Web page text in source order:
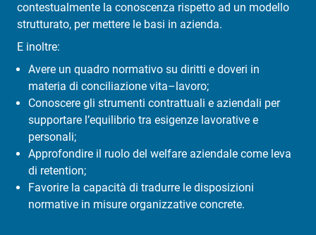
contestualmente la conoscenza rispetto ad un modello
strutturato, per mettere le basi in azienda.
E inoltre:
Avere un quadro normativo su diritti e doveri in
materia di conciliazione vita–lavoro;
Conoscere gli strumenti contrattuali e aziendali per
supportare l’equilibrio tra esigenze lavorative e
personali;
Approfondire il ruolo del welfare aziendale come leva
di retention;
Favorire la capacità di tradurre le disposizioni
normative in misure organizzative concrete.